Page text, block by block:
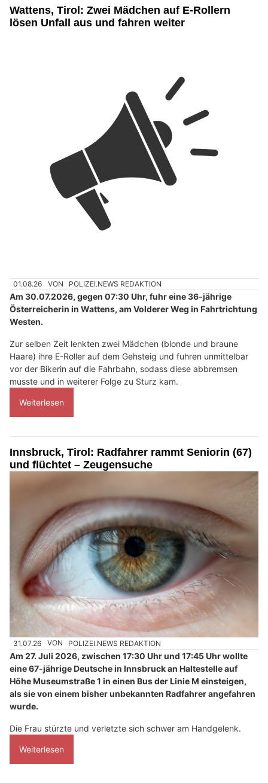
Wattens, Tirol: Zwei Mädchen auf E-Rollern
lösen Unfall aus und fahren weiter
01.08.26 VON POLIZEI.NEWS REDAKTION
Am 30.07.2026, gegen 07:30 Uhr, fuhr eine 36-jährige
Österreicherin in Wattens, am Volderer Weg in Fahrtrichtung
Westen.
Zur selben Zeit lenkten zwei Mädchen (blonde und braune
Haare) ihre E-Roller auf dem Gehsteig und fuhren unmittelbar
vor der Bikerin auf die Fahrbahn, sodass diese abbremsen
musste und in weiterer Folge zu Sturz kam.
Weiterlesen
Innsbruck, Tirol: Radfahrer rammt Seniorin (67)
und flüchtet – Zeugensuche
31.07.26 VON POLIZEI.NEWS REDAKTION
Am 27. Juli 2026, zwischen 17:30 Uhr und 17:45 Uhr wollte
eine 67-jährige Deutsche in Innsbruck an Haltestelle auf
Höhe Museumstraße 1 in einen Bus der Linie M einsteigen,
als sie von einem bisher unbekannten Radfahrer angefahren
wurde.
Die Frau stürzte und verletzte sich schwer am Handgelenk.
Weiterlesen